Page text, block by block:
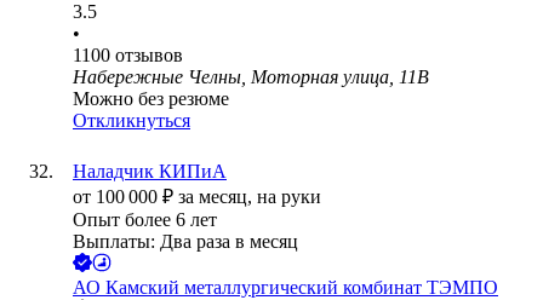
3.5
•
1100 отзывов
Набережные Челны, Моторная улица, 11В
Можно без резюме
Откликнуться
Наладчик КИПиА
от 100 000 ₽ за месяц, на руки
Опыт более 6 лет
Выплаты: Два раза в месяц
АО Камский металлургический комбинат ТЭМПО